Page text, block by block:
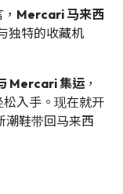
Mercari 马来西
独特的收藏机
Mercari 集运 ，
入手。现在就开
潮鞋带回马来西